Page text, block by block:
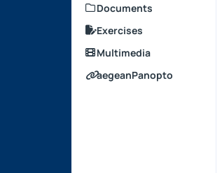
Documents
Exercises
Multimedia
aegeanPanopto